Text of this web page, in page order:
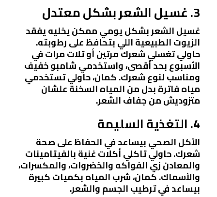
3. غسيل الشعر بشكل معتدل
غسيل الشعر بشكل يومي ممكن يخليه يفقد
الزيوت الطبيعية اللي بتحافظ على رطوبته.
حاولي تغسلي شعرك مرتين أو تلات مرات في
الأسبوع بحد أقصى، واستخدمي شامبو خفيف
ومناسب لنوع شعرك. كمان، حاولي تستخدمي
مياه فاترة بدل من المياه السخنة علشان
متزوديش من جفاف الشعر.
4. التغذية السليمة
الأكل الصحي بيساعد في الحفاظ على صحة
شعرك. حاولي تاكلي أكلات غنية بالفيتامينات
والمعادن زي الفواكه والخضروات، والمكسرات،
والأسماك. كمان، شرب المياه بكميات كبيرة
بيساعد في ترطيب الجسم والشعر.